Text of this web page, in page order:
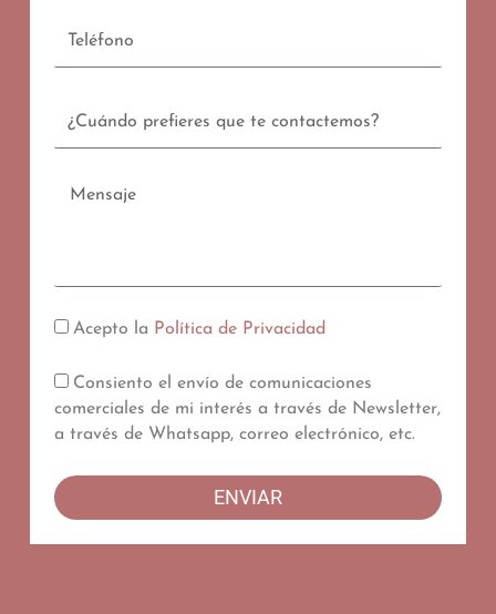
Mensaje
Acepto la Política de Privacidad
Consiento el envío de comunicaciones
comerciales de mi interés a través de Newsletter,
a través de Whatsapp, correo electrónico, etc.
ENVIAR